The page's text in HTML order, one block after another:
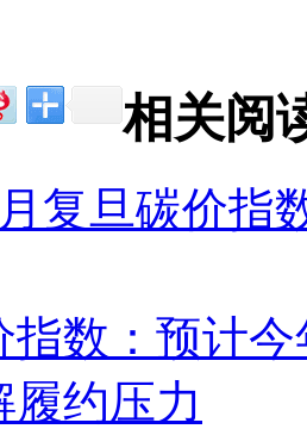
相关阅
复旦碳价指
指数：预计
履约压力